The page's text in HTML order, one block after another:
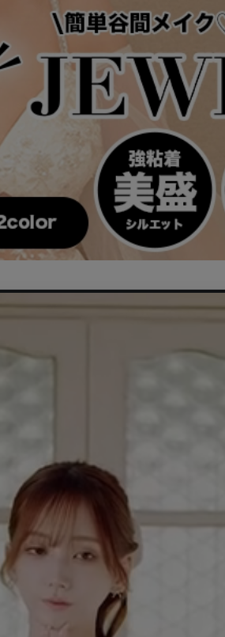
プ 80cm/肩幅 31cm/裾周り 89cm
プ 84cm/肩幅 32cm/裾周り 92cm
プ 88cm/肩幅 33cm/裾周り 95cm
プ 92cm/肩幅 34cm/裾周り 98cm
プ 96cm/肩幅 35cm/裾周り 101cm